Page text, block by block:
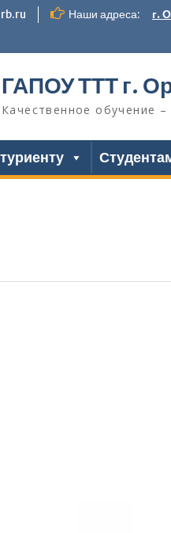
Наши адреса: г.
ГАПОУ ТТТ г.
Качественное обучение